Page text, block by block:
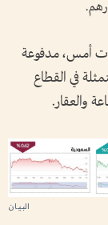
جلسات أمس، مدفوعة
في القطاع
والعقار.